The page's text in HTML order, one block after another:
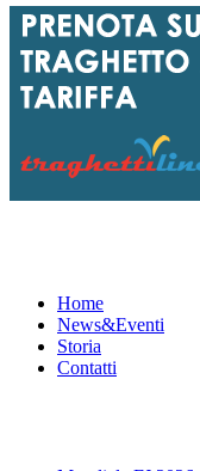
Home
News&Eventi
Storia
Contatti